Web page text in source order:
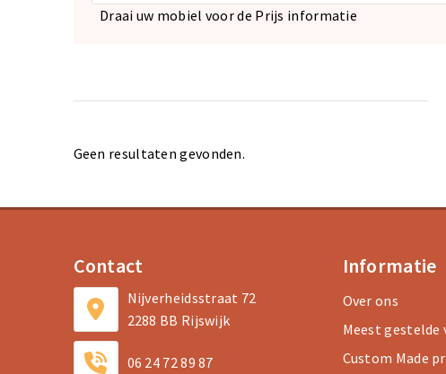
Draai uw mobiel voor de Prijs informatie
Geen resultaten gevonden.
Contact
Nijverheidsstraat 72
2288 BB Rijswijk
06 24 72 89 87
Informatie
Over ons
Meest gestelde
Custom Made